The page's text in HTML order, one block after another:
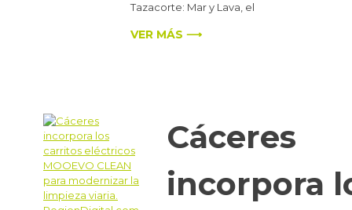
Tazacorte: Mar y Lava, el
VER MÁS ⟶
Cáceres
incorpora